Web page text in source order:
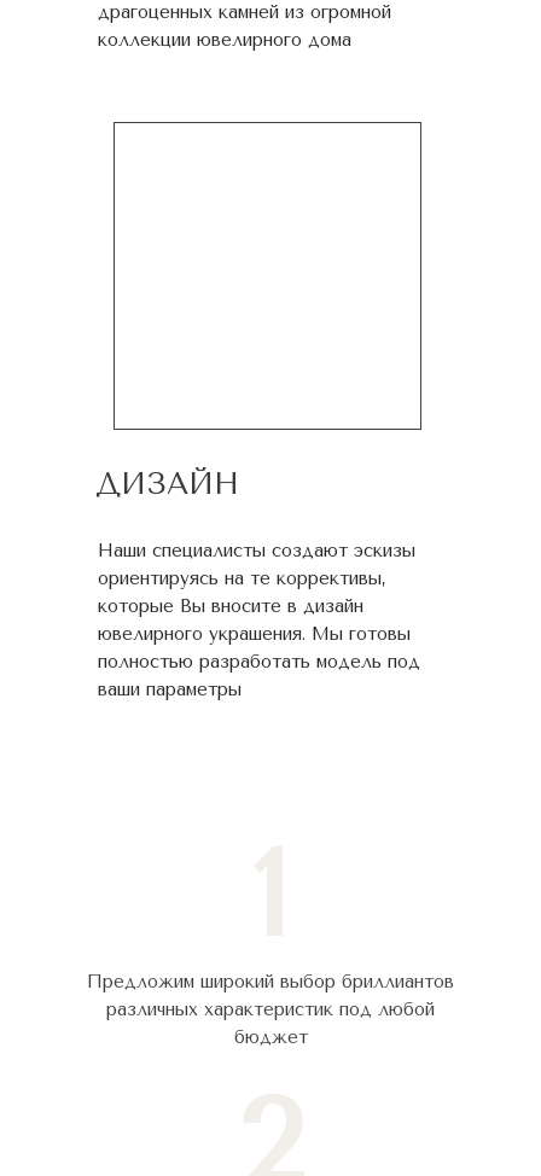
драгоценных камней из огромной
коллекции ювелирного дома
ДИЗАЙН
Наши специалисты создают эскизы
ориентируясь на те коррективы,
которые Вы вносите в дизайн
ювелирного украшения. Мы готовы
полностью разработать модель под
ваши параметры
Предложим широкий выбор бриллиантов
различных характеристик под любой
бюджет